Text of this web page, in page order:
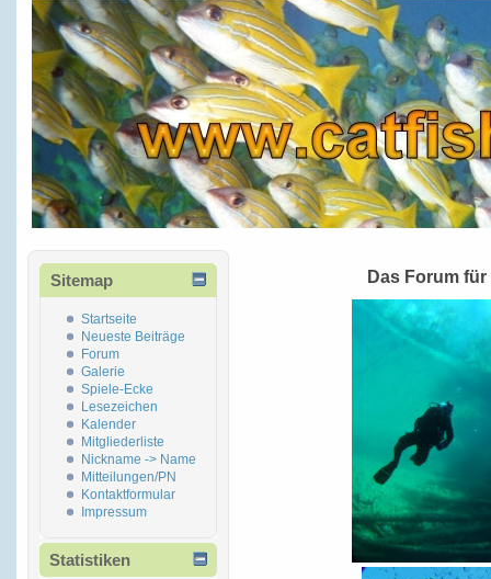
Sitemap
Startseite
Neueste Beiträge
Forum
Galerie
Spiele-Ecke
Lesezeichen
Kalender
Mitgliederliste
Nickname -> Name
Mitteilungen/PN
Kontaktformular
Impressum
Statistiken
Das Forum